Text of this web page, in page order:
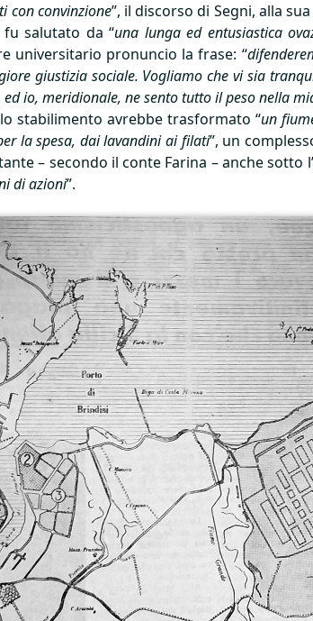
con convinzione”, il discorso di Segni, alla
salutato da “una lunga ed entusiastica
universitario pronuncio la frase: “
giustizia sociale. Vogliamo che vi sia
io, meridionale, ne sento tutto il peso nella
stabilimento avrebbe trasformato “un
la spesa, dai lavandini ai filati”, un
– secondo il conte Farina – anche sotto
di azioni”.